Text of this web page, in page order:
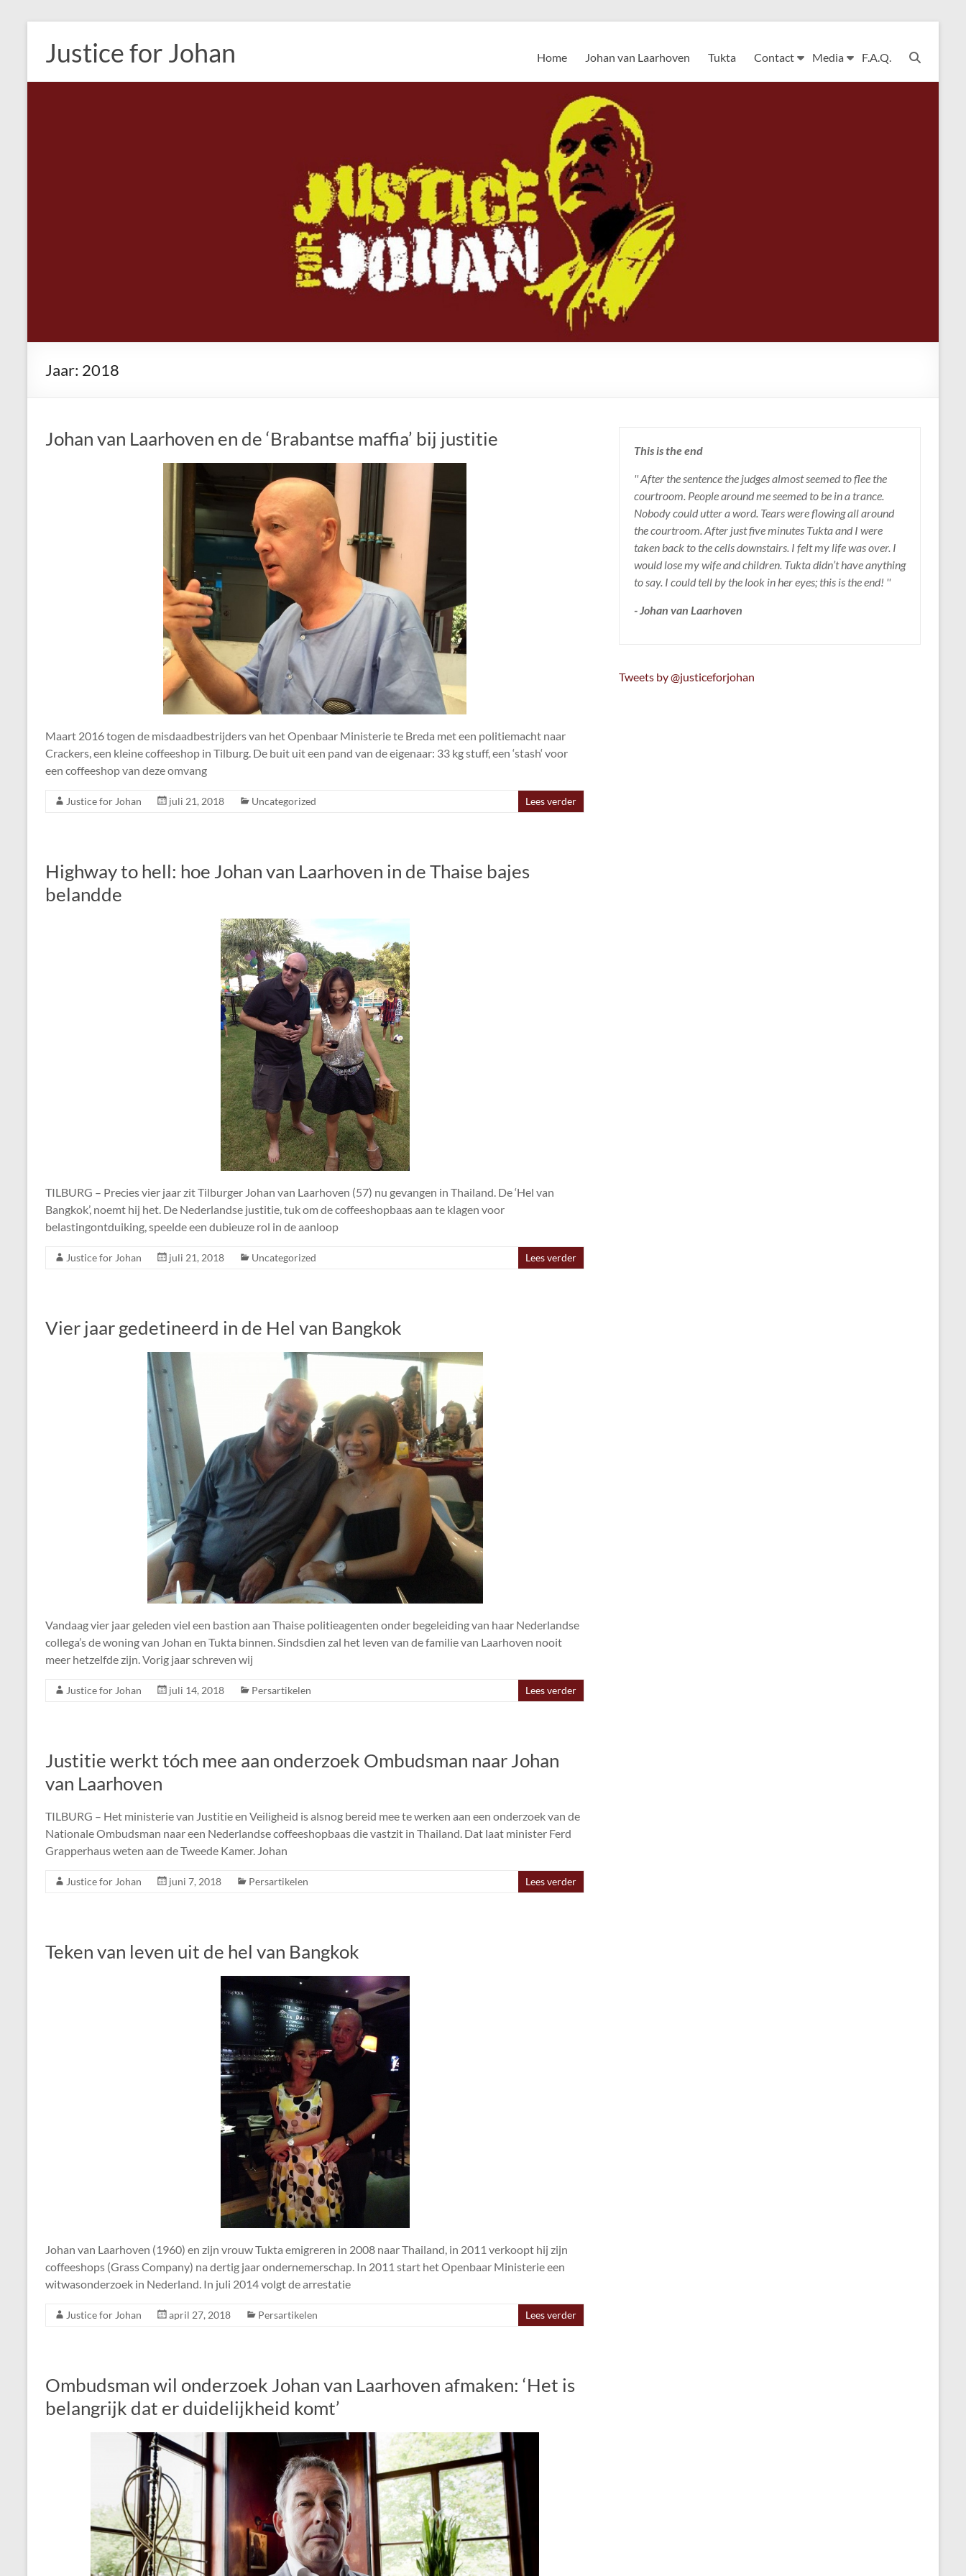
Justice for Johan Home Johan van Laarhoven Tukta Contact Media F.A.Q.
Jaar: 2018
Johan van Laarhoven en de ‘Brabantse maffia’ bij justitie
Maart 2016 togen de misdaadbestrijders van het Openbaar Ministerie te Breda met een politiemacht naar
Crackers, een kleine coffeeshop in Tilburg. De buit uit een pand van de eigenaar: 33 kg stuff, een ‘stash‘ voor
een coffeeshop van deze omvang
Justice for Johan juli 21, 2018 Uncategorized Lees verder
Highway to hell: hoe Johan van Laarhoven in de Thaise bajes
belandde
TILBURG – Precies vier jaar zit Tilburger Johan van Laarhoven (57) nu gevangen in Thailand. De ‘Hel van
Bangkok’, noemt hij het. De Nederlandse justitie, tuk om de coffeeshopbaas aan te klagen voor
belastingontduiking, speelde een dubieuze rol in de aanloop
Justice for Johan juli 21, 2018 Uncategorized Lees verder
Vier jaar gedetineerd in de Hel van Bangkok
Vandaag vier jaar geleden viel een bastion aan Thaise politieagenten onder begeleiding van haar Nederlandse
collega’s de woning van Johan en Tukta binnen. Sindsdien zal het leven van de familie van Laarhoven nooit
meer hetzelfde zijn. Vorig jaar schreven wij
Justice for Johan juli 14, 2018 Persartikelen Lees verder
Justitie werkt tóch mee aan onderzoek Ombudsman naar Johan
van Laarhoven
TILBURG – Het ministerie van Justitie en Veiligheid is alsnog bereid mee te werken aan een onderzoek van de
Nationale Ombudsman naar een Nederlandse coffeeshopbaas die vastzit in Thailand. Dat laat minister Ferd
Grapperhaus weten aan de Tweede Kamer. Johan
Justice for Johan juni 7, 2018 Persartikelen Lees verder
Teken van leven uit de hel van Bangkok
Johan van Laarhoven (1960) en zijn vrouw Tukta emigreren in 2008 naar Thailand, in 2011 verkoopt hij zijn
coffeeshops (Grass Company) na dertig jaar ondernemerschap. In 2011 start het Openbaar Ministerie een
witwasonderzoek in Nederland. In juli 2014 volgt de arrestatie
Justice for Johan april 27, 2018 Persartikelen Lees verder
Ombudsman wil onderzoek Johan van Laarhoven afmaken: ‘Het is
belangrijk dat er duidelijkheid komt’
This is the end
'' After the sentence the judges almost seemed to flee the
courtroom. People around me seemed to be in a trance.
Nobody could utter a word. Tears were flowing all around
the courtroom. After just five minutes Tukta and I were
taken back to the cells downstairs. I felt my life was over. I
would lose my wife and children. Tukta didn’t have anything
to say. I could tell by the look in her eyes; this is the end! ''
- Johan van Laarhoven
Tweets by @justiceforjohan